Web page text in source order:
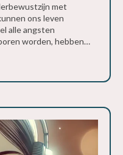
met
ons leven
alle angsten
worden, hebben…